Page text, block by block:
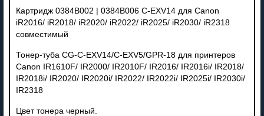
Картридж 0384B002 | 0384B006 C-EXV14 для Canon
iR2016/ iR2018/ iR2020/ iR2022/ iR2025/ iR2030/ iR2318
совместимый
Тонер-туба CG-C-EXV14/C-EXV5/GPR-18 для принтеров
Canon IR1610F/ IR2000/ IR2010F/ IR2016/ IR2016i/ IR2018/
IR2018i/ IR2020/ IR2020i/ IR2022/ IR2022i/ IR2025i/ IR2030i/
IR2318
Цвет тонера черный.